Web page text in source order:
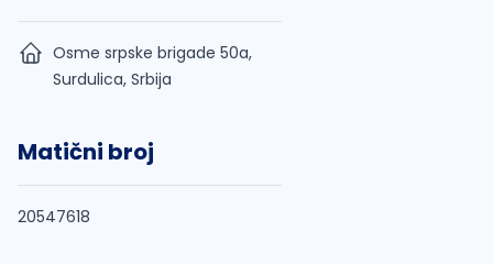
Osme srpske brigade 50a,
Surdulica, Srbija
Matični broj
20547618